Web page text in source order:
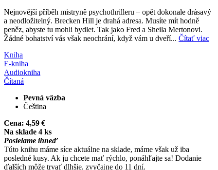
Nejnovější příběh mistryně psychothrilleru – opět dokonale drásavý
a neodložitelný. Brecken Hill je drahá adresa. Musíte mít hodně
peněz, abyste tu mohli bydlet. Tak jako Fred a Sheila Mertonovi.
Žádné bohatství vás však neochrání, když vám u dveří... Čítať viac
Kniha
E-kniha
Audiokniha
Čítaná
Pevná väzba
Čeština
Cena: 4,59 €
Na sklade 4 ks
Posielame ihneď
Túto knihu máme síce aktuálne na sklade, máme však už iba
posledné kusy. Ak ju chcete mať rýchlo, ponáhľajte sa! Dodanie
ďalších môže trvať dlhšie, zvyčajne do 11 dní.